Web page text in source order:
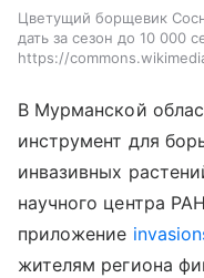
Цветущий борщевик
дать за сезон до 10 000
https://
В Мурманской
инструмент для
инвазивных
научного центра
приложение
жителям региона